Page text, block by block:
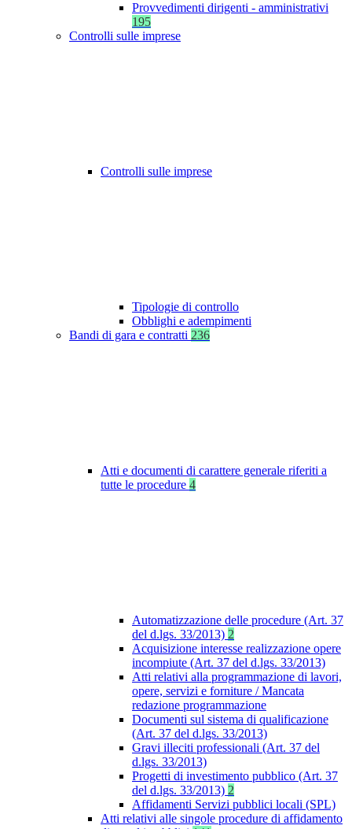
Provvedimenti dirigenti - amministrativi
195
Controlli sulle imprese
Controlli sulle imprese
Tipologie di controllo
Obblighi e adempimenti
Bandi di gara e contratti 236
Atti e documenti di carattere generale riferiti a
tutte le procedure 4
Automatizzazione delle procedure (Art. 37
del d.lgs. 33/2013) 2
Acquisizione interesse realizzazione opere
incompiute (Art. 37 del d.lgs. 33/2013)
Atti relativi alla programmazione di lavori,
opere, servizi e forniture / Mancata
redazione programmazione
Documenti sul sistema di qualificazione
(Art. 37 del d.lgs. 33/2013)
Gravi illeciti professionali (Art. 37 del
d.lgs. 33/2013)
Progetti di investimento pubblico (Art. 37
del d.lgs. 33/2013) 2
Affidamenti Servizi pubblici locali (SPL)
Atti relativi alle singole procedure di affidamento